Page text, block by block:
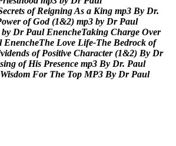
ecrets of ReigningAs a King mp3 By Dr.
ower of God (1&2) mp3 by Dr Paul
by Dr Paul EnencheTaking Charge Over
l EnencheThe Love Life-The Bedrock of
vidends of Positive Character (1&2) By Dr
sing of His Presence mp3 By Dr. Paul
Wisdom For The Top MP3 By Dr Paul